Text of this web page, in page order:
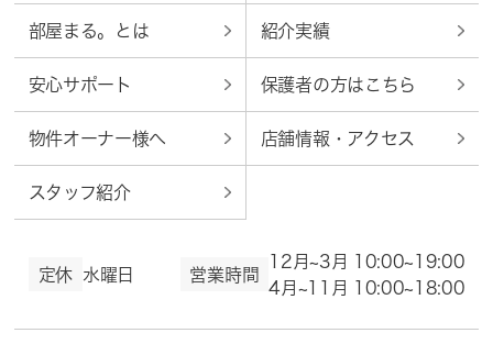
部屋まる。とは 紹介実績
安心サポート 保護者の方はこちら
物件オーナー様へ 店舗情報・アクセス
スタッフ紹介
定休 水曜日 営業時間
12月~3月 10:00~19:00
4月~11月 10:00~18:00